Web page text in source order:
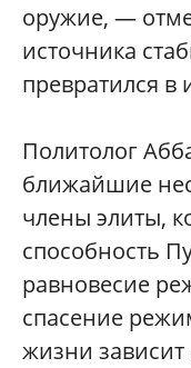
оружие, —
источника
превратился в
Политолог
ближайшие
члены элиты,
способность
равновесие
спасение
жизни